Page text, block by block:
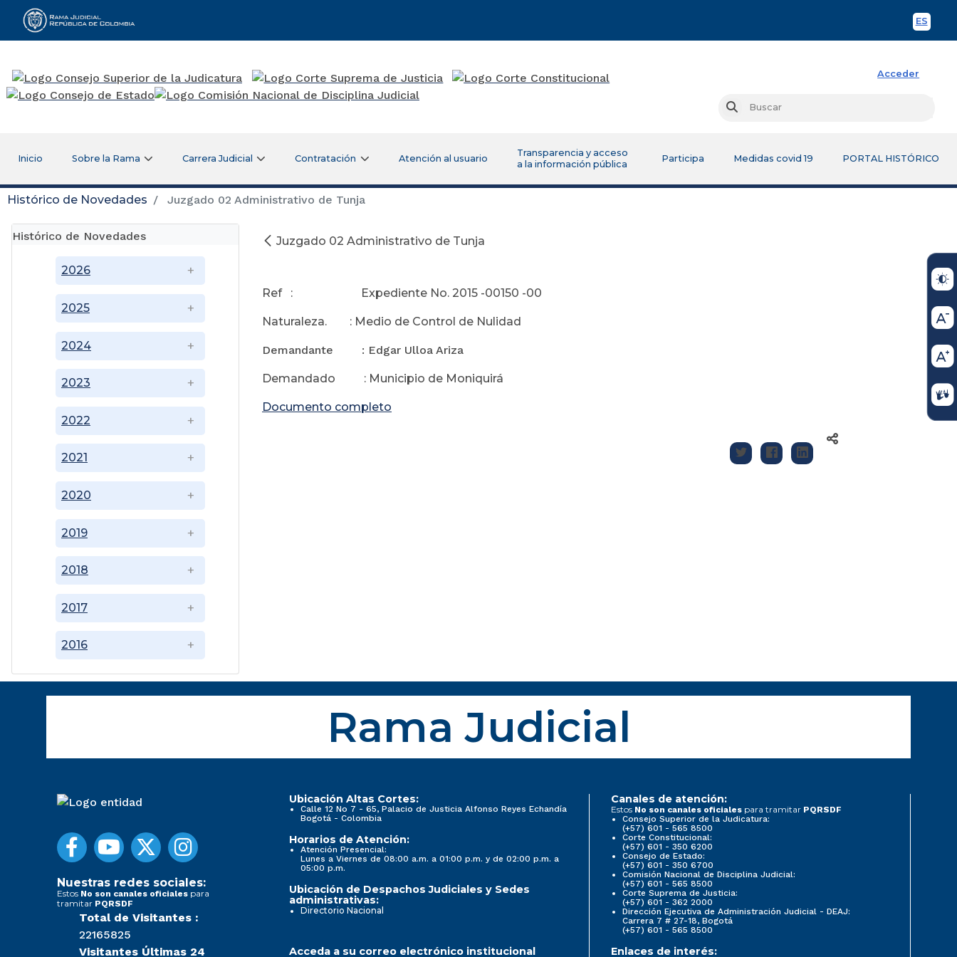
ES
Rama Judicial
Acceder
Buscar
Inicio Sobre la Rama Carrera Judicial Contratación Atención al usuario
Transparencia y acceso
a la información pública
Participa Medidas covid 19 PORTAL HISTÓRICO
Histórico de Novedades Juzgado 02 Administrativo de Tunja
Histórico de Novedades
2016
2017
2018
2019
2020
2021
2022
2023
2024
2025
2026
Juzgado 02 Administrativo de Tunja
Ref : Expediente No. 2015 -00150 -00
Naturaleza. : Medio de Control de Nulidad
Demandante : Edgar Ulloa Ariza
Demandado : Municipio de Moniquirá
Documento completo
Rama Judicial
Nuestras redes sociales:
Estos No son canales oficiales para
tramitar PQRSDF
Total de Visitantes :
22165825
Visitantes Últimas 24
Ubicación Altas Cortes:
Calle 12 No 7 - 65, Palacio de Justicia Alfonso Reyes Echandía
Bogotá - Colombia
Horarios de Atención:
Atención Presencial:
Lunes a Viernes de 08:00 a.m. a 01:00 p.m. y de 02:00 p.m. a
05:00 p.m.
Ubicación de Despachos Judiciales y Sedes
administrativas:
Directorio Nacional
Canales de atención:
Estos No son canales oficiales para tramitar PQRSDF
Consejo Superior de la Judicatura:
(+57) 601 - 565 8500
Corte Constitucional:
(+57) 601 - 350 6200
Consejo de Estado:
(+57) 601 - 350 6700
Comisión Nacional de Disciplina Judicial:
(+57) 601 - 565 8500
Corte Suprema de Justicia:
(+57) 601 - 362 2000
Dirección Ejecutiva de Administración Judicial - DEAJ:
Carrera 7 # 27-18, Bogotá
(+57) 601 - 565 8500
Acceda a su correo electrónico institucional Enlaces de interés: